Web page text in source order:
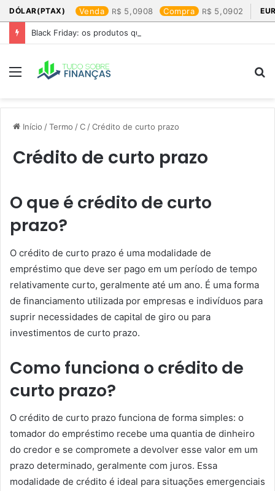
DÓLAR(PTAX) Venda 5,0908 Compra 5,0902
Black Friday: os produtos que mais valem a pena
Menu
Início /Termo /C /Crédito de curto prazo
Crédito de curto prazo
O que é crédito de curto
prazo?
O crédito de curto prazo é uma modalidade de
empréstimo que deve ser pago em um período de tempo
relativamente curto, geralmente até um ano. É uma forma
de financiamento utilizada por empresas e indivíduos para
suprir necessidades de capital de giro ou para
investimentos de curto prazo.
Como funciona o crédito de
curto prazo?
O crédito de curto prazo funciona de forma simples: o
tomador do empréstimo recebe uma quantia de dinheiro
do credor e se compromete a devolver esse valor em um
prazo determinado, geralmente com juros. Essa
modalidade de crédito é ideal para situações emergenciais